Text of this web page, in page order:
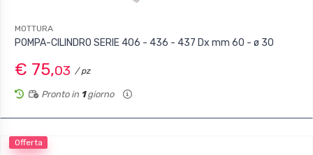
MOTTURA
POMPA-CILINDRO SERIE 406 - 436 - 437 Dx mm 60 - ø 30
€ 75,03 / pz
Pronto in 1giorno
Offerta